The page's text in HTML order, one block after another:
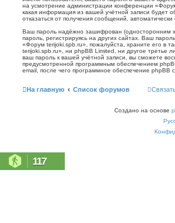
на усмотрение администрации конференции
какая информация из вашей учётной записи будет
отказаться от получения сообщений,
Ваш пароль надёжно зашифрован (односторонним
пароль, регистрируясь на других сайтах. Ваш
«Форум terijoki.spb.ru», пожалуйста, храните его в
terijoki.spb.ru», ни phpBB Limited, ни другое третье
ваш пароль к вашей учётной записи, вы сможете
предусмотренной программным обеспечением
email, после чего программное обеспечение phpBB
На главную Список форумов
Создано на основе
117